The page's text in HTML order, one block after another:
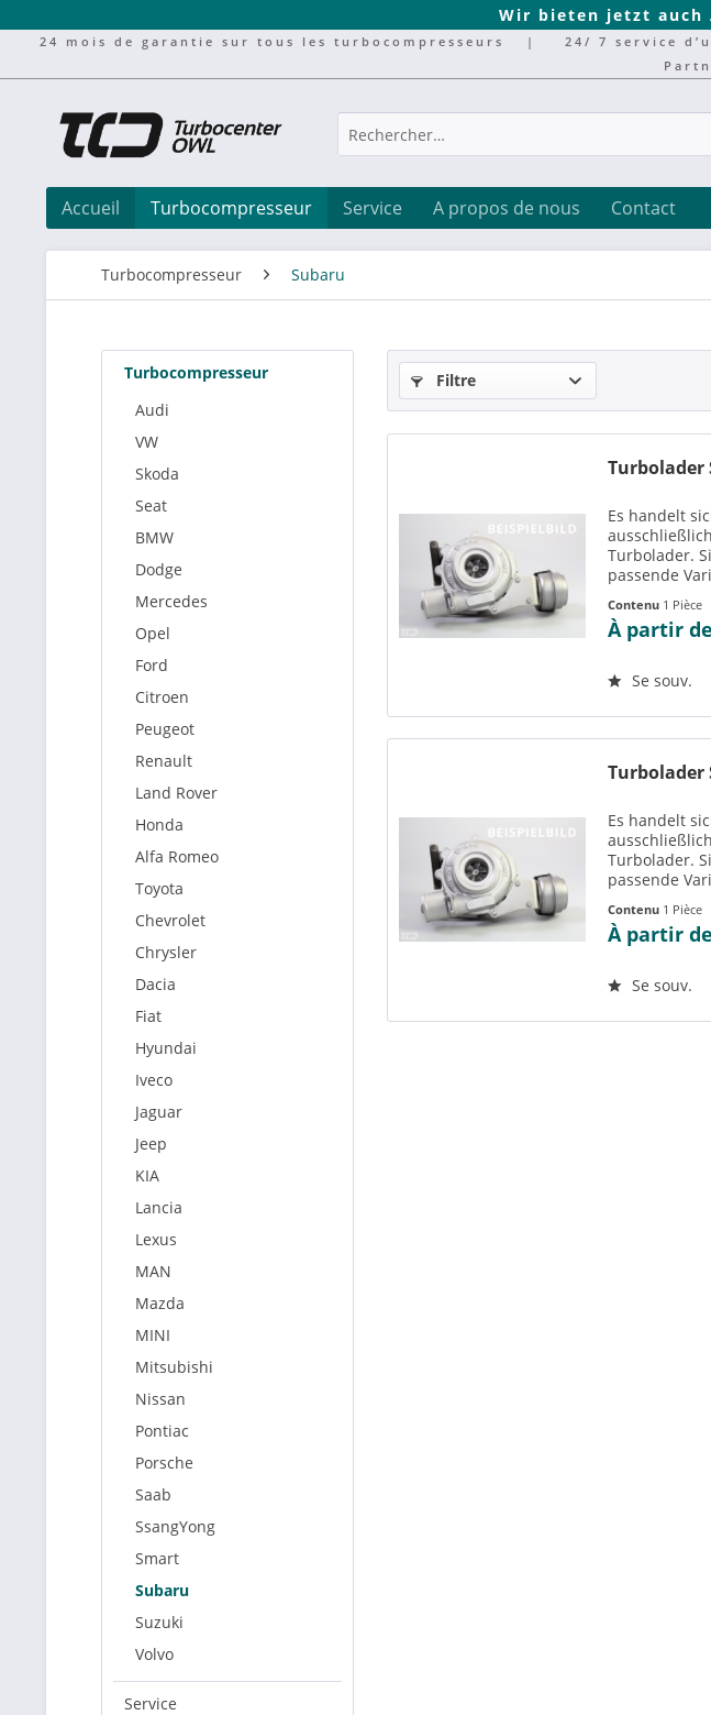
Wir bieten jetzt
24 mois de garantie sur tous les turbocompresseurs | 24/ 7 service
Accueil Turbocompresseur Service A propos de nous Contact
Turbocompresseur Subaru
Turbocompresseur
Audi
VW
Skoda
Seat
BMW
Dodge
Mercedes
Opel
Ford
Citroen
Peugeot
Renault
Land Rover
Honda
Alfa Romeo
Toyota
Chevrolet
Chrysler
Dacia
Fiat
Hyundai
Iveco
Jaguar
Jeep
KIA
Lancia
Lexus
MAN
Mazda
MINI
Mitsubishi
Nissan
Pontiac
Porsche
Saab
SsangYong
Smart
Subaru
Suzuki
Volvo
Service
Filtre
Turbolader
Es handelt
Turbolader.
passende
Reiter
der
einsehen....
Contenu 1 Pièce
À partir
Se souv.
Turbolader
Es handelt
Turbolader.
passende
der
einsehen....
Contenu 1 Pièce
À partir
Se souv.